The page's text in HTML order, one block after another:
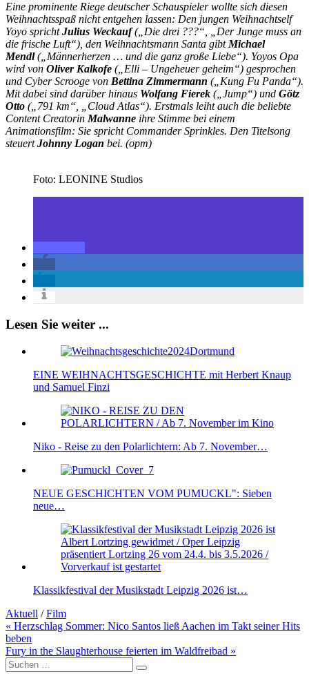
Eine prominente Riege deutscher Schauspieler wollte sich diesen
Weihnachtsspaß nicht entgehen lassen: Den jungen Weihnachtself
Yoyo sprichtJulius Weckauf(„Die drei ???“, „Der Junge muss an
die frische Luft“), den Weihnachtsmann Santa gibtMichael
Mendl(„Männerherzen … und die ganz große Liebe“). Yoyos Opa
wird von Oliver Kalkofe („Elli – Ungeheuer geheim“) gesprochen
und Cyber Scrooge von Bettina Zimmermann („Kung Fu Panda“).
Mit dabei sind darüber hinaus Wolfang Fierek („Jump“) und Götz
Otto („791 km“, „Cloud Atlas“). Erstmals leiht auch die beliebte
Content CreatorinMalwanne ihre Stimme bei einem
Animationsfilm: Sie spricht Commander Sprinkles. Den Titelsong
steuertJohnny Logan bei. (opm)
Foto: LEONINE Studios
Lesen Sie weiter ...
EINE WEIHNACHTSGESCHICHTE mit Herbert Knaup
und Samuel Finzi
Niko - Reise zu den Polarlichtern: Ab 7. November…
NEUE GESCHICHTEN VOM PUMUCKL": Sieben
neue…
Klassikfestival der Musikstadt Leipzig 2026 ist…
Aktuell /Film
Beitragsnavigation
« Herzschlag Sommer: Nico Santos ließ Aachen im Takt seiner Hits
beben
Fury in the Slaughterhouse feierten im Waldfreibad »
Suche
nach: